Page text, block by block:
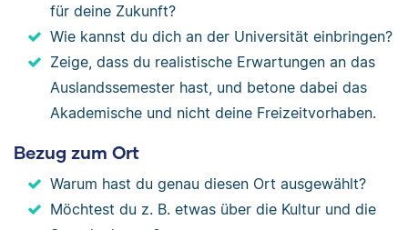
für deine Zukunft?
Wie kannst du dich an der Universität einbringen?
Zeige, dass du realistische Erwartungen an das
Auslandssemester hast, und betone dabei das
Akademische und nicht deine Freizeitvorhaben.
Bezug zum Ort
Warum hast du genau diesen Ort ausgewählt?
Möchtest du z. B. etwas über die Kultur und die